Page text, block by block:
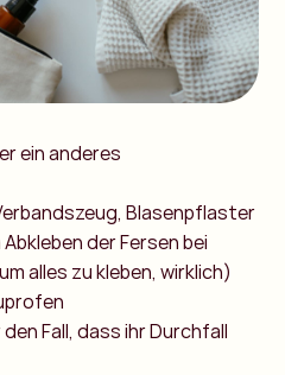
ein anderes
Blasenpflaster
der Fersen bei
alles zu kleben, wirklich)
Fall, dass ihr Durchfall